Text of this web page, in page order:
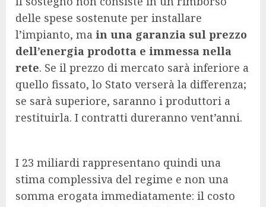
delle spese sostenute per installare
l’impianto, ma in una garanzia sul prezzo
dell’energia prodotta e immessa nella
rete. Se il prezzo di mercato sarà inferiore a
quello fissato, lo Stato verserà la differenza;
se sarà superiore, saranno i produttori a
restituirla. I contratti dureranno vent’anni.
I 23 miliardi rappresentano quindi una
stima complessiva del regime e non una
somma erogata immediatamente: il costo